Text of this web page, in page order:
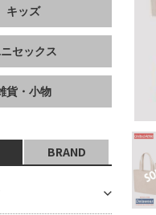
キッズ
セックス
貨・小物
BRAND